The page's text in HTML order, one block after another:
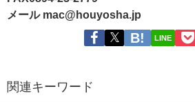
メール mac@houyosha.jp
LINE
関連キーワード